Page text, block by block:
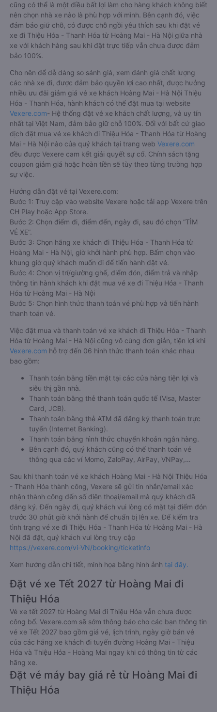
cũng có thể là một điều bất lợi làm cho hàng khách không biết
nên chọn nhà xe nào là phù hợp với mình. Bên cạnh đó, việc
đảm bảo giữ chỗ, có được chỗ ngồi yêu thích sau khi đặt vé
xe đi Thiệu Hóa - Thanh Hóa từ Hoàng Mai - Hà Nội giữa nhà
xe với khách hàng sau khi đặt trực tiếp vẫn chưa được đảm
bảo 100%.
Cho nên để dễ dàng so sánh giá, xem đánh giá chất lượng
các nhà xe đi, được đảm bảo quyền lợi cao nhất, được hưởng
nhiều ưu đãi giảm giá vé xe khách Hoàng Mai - Hà Nội Thiệu
Hóa - Thanh Hóa, hành khách có thể đặt mua tại website
Vexere.com- Hệ thống đặt vé xe khách chất lượng, và uy tín
nhất tại Việt Nam, đảm bảo giữ chỗ 100%. Đối với bất cứ giao
dịch đặt mua vé xe khách đi Thiệu Hóa - Thanh Hóa từ Hoàng
Mai - Hà Nội nào của quý khách tại trang web Vexere.com
đều được Vexere cam kết giải quyết sự cố. Chính sách tặng
coupon giảm giá hoặc hoàn tiền sẽ tùy theo từng trường hợp
sự việc.
Hướng dẫn đặt vé tại Vexere.com:
Bước 1: Truy cập vào website Vexere hoặc tải app Vexere trên
CH Play hoặc App Store.
Bước 2: Chọn điểm đi, điểm đến, ngày đi, sau đó chọn “TÌM
VÉ XE”.
Bước 3: Chọn hãng xe khách đi Thiệu Hóa - Thanh Hóa từ
Hoàng Mai - Hà Nội, giờ khởi hành phù hợp. Bấm chọn vào
khung giờ quý khách muốn đi để tiến hành đặt vé.
Bước 4: Chọn vị trí/giường ghế, điểm đón, điểm trả và nhập
thông tin hành khách khi đặt mua vé xe đi Thiệu Hóa - Thanh
Hóa từ Hoàng Mai - Hà Nội
Bước 5: Chọn hình thức thanh toán vé phù hợp và tiến hành
thanh toán vé.
Việc đặt mua và thanh toán vé xe khách đi Thiệu Hóa - Thanh
Hóa từ Hoàng Mai - Hà Nội cũng vô cùng đơn giản, tiện lợi khi
Vexere.com hỗ trợ đến 06 hình thức thanh toán khác nhau
bao gồm:
Thanh toán bằng tiền mặt tại các cửa hàng tiện lợi và
siêu thị gần nhà.
Thanh toán bằng thẻ thanh toán quốc tế (Visa, Master
Card, JCB).
Thanh toán bằng thẻ ATM đã đăng ký thanh toán trực
tuyến (Internet Banking).
Thanh toán bằng hình thức chuyển khoản ngân hàng.
Bên cạnh đó, quý khách cũng có thể thanh toán vé
thông qua các ví Momo, ZaloPay, AirPay, VNPay,…
Sau khi thanh toán vé xe khách Hoàng Mai - Hà Nội Thiệu Hóa
- Thanh Hóa thành công, Vexere sẽ gửi tin nhắn/email xác
nhận thành công đến số điện thoại/email mà quý khách đã
đăng ký. Đến ngày đi, quý khách vui lòng có mặt tại điểm đón
trước 30 phút giờ khởi hành để chuẩn bị lên xe. Để kiểm tra
tình trạng vé xe đi Thiệu Hóa - Thanh Hóa từ Hoàng Mai - Hà
Nội đã đặt, quý khách vui lòng truy cập
https://vexere.com/vi-VN/booking/ticketinfo
Xem hướng dẫn chi tiết, minh họa bằng hình ảnh tại đây.
Đặt vé xe Tết 2027 từ Hoàng Mai đi
Thiệu Hóa
Vé xe tết 2027 từ Hoàng Mai đi Thiệu Hóa vẫn chưa được
công bố. Vexere.com sẽ sớm thông báo cho các bạn thông tin
vé xe Tết 2027 bao gồm giá vé, lịch trình, ngày giờ bán vé
của các hãng xe khách đi tuyến đường Hoàng Mai - Thiệu
Hóa và Thiệu Hóa - Hoàng Mai ngay khi có thông tin từ các
hãng xe.
Đặt vé máy bay giá rẻ từ Hoàng Mai đi
Thiệu Hóa